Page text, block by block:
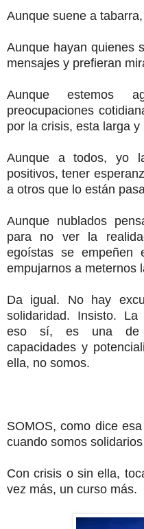
Aunque suene a
Aunque hayan quienes
mensajes y prefieran
Aunque estemos
preocupaciones
por la crisis, esta larga y
Aunque a todos, yo
positivos, tener
a otros que lo están
Aunque nublados
para no ver la
egoístas se
empujarnos a meternos
Da igual. No hay
solidaridad. Insisto. La
eso sí, es una de
capacidades y
ella, no somos.
SOMOS, como dice
cuando somos
Con crisis o sin ella,
vez más, un curso más.